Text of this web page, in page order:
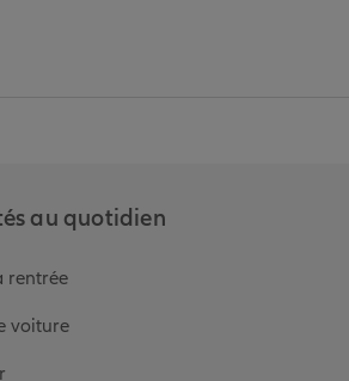
au quotidien
rentrée
voiture